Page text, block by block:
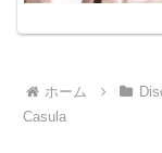
ホーム
Casula